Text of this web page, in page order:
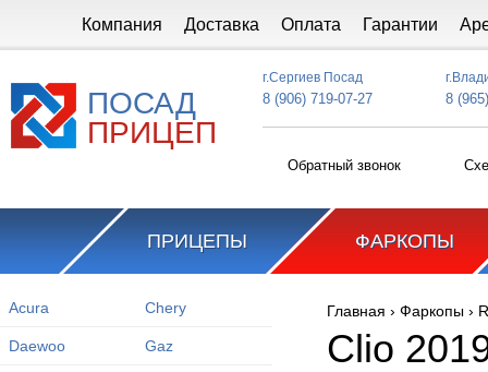
Компания Доставка Оплата Гарантии
ПОСАД
ПРИЦЕП
г.Сергиев Посад
8 (906) 719-07-27 8
Обратный звонок
ПРИЦЕПЫ ФАРКОПЫ
Acura Chery
Daewoo Gaz
Вы здесь
Главная › Фаркопы ›
Clio